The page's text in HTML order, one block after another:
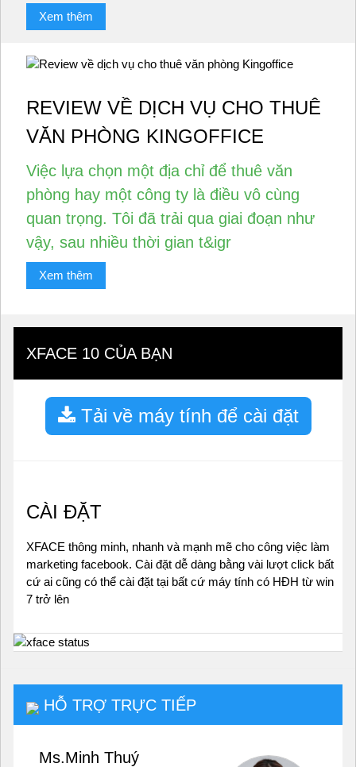
Xem thêm
REVIEW VỀ DỊCH VỤ CHO THUÊ
VĂN PHÒNG KINGOFFICE
Việc lựa chọn một địa chỉ để thuê văn
phòng hay một công ty là điều vô cùng
quan trọng. Tôi đã trải qua giai đoạn như
vậy, sau nhiều thời gian t&igr
Xem thêm
XFACE 10 CỦA BẠN
Tải về máy tính để cài đặt
CÀI ĐẶT
XFACE thông minh, nhanh và mạnh mẽ cho công việc làm
marketing facebook. Cài đặt dễ dàng bằng vài lượt click bất
cứ ai cũng có thể cài đặt tại bất cứ máy tính có HĐH từ win
7 trở lên
HỖ TRỢ TRỰC TIẾP
Ms.Minh Thuý